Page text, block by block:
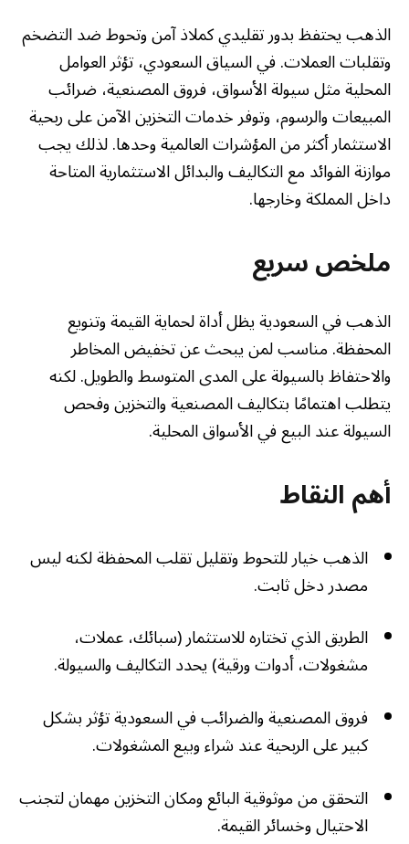
الذهب يحتفظ بدور تقليدي كملاذ آمن وتحوط ضد التضخم
وتقلبات العملات. في السياق السعودي، تؤثر العوامل
المحلية مثل سيولة الأسواق، فروق المصنعية، ضرائب
المبيعات والرسوم، وتوفر خدمات التخزين الآمن على ربحية
الاستثمار أكثر من المؤشرات العالمية وحدها. لذلك يجب
موازنة الفوائد مع التكاليف والبدائل الاستثمارية المتاحة
داخل المملكة وخارجها.
ملخص سريع
الذهب في السعودية يظل أداة لحماية القيمة وتنويع
المحفظة. مناسب لمن يبحث عن تخفيض المخاطر
والاحتفاظ بالسيولة على المدى المتوسط والطويل. لكنه
يتطلب اهتمامًا بتكاليف المصنعية والتخزين وفحص
السيولة عند البيع في الأسواق المحلية.
أهم النقاط
الذهب خيار للتحوط وتقليل تقلب المحفظة لكنه ليس
مصدر دخل ثابت.
الطريق الذي تختاره للاستثمار (سبائك، عملات،
مشغولات، أدوات ورقية) يحدد التكاليف والسيولة.
فروق المصنعية والضرائب في السعودية تؤثر بشكل
كبير على الربحية عند شراء وبيع المشغولات.
التحقق من موثوقية البائع ومكان التخزين مهمان لتجنب
الاحتيال وخسائر القيمة.